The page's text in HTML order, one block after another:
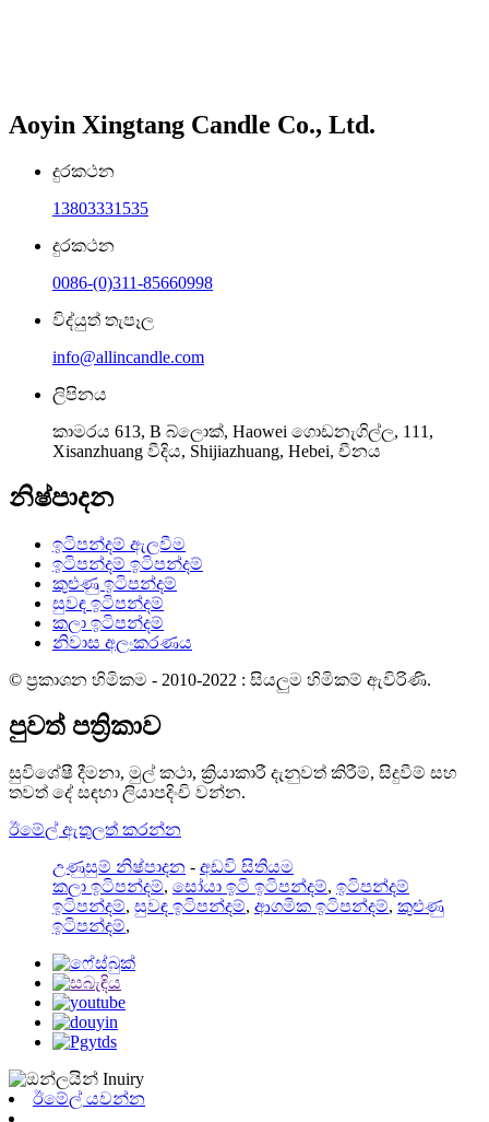
Aoyin Xingtang Candle Co., Ltd.
දුරකථන
13803331535
දුරකථන
0086-(0)311-85660998
විද්යුත් තැපෑල
info@allincandle.com
ලිපිනය
කාමරය 613, B බ්ලොක්, Haowei ගොඩනැගිල්ල, 111,
Xisanzhuang වීදිය, Shijiazhuang, Hebei, චීනය
නිෂ්පාදන
ඉටිපන්දම් ඇලවීම
ඉටිපන්දම් ඉටිපන්දම්
කුළුණු ඉටිපන්දම්
සුවඳ ඉටිපන්දම්
කලා ඉටිපන්දම්
නිවාස අලංකරණය
© ප්‍රකාශන හිමිකම - 2010-2022 : සියලුම හිමිකම් ඇවිරිණි.
පුවත් පත්‍රිකාව
සුවිශේෂී දීමනා, මුල් කථා, ක්‍රියාකාරී දැනුවත් කිරීම්, සිදුවීම් සහ
තවත් දේ සඳහා ලියාපදිංචි වන්න.
ඊමේල් ඇතුලත් කරන්න
උණුසුම් නිෂ්පාදන - අඩවි සිතියම
කලා ඉටිපන්දම්, සෝයා ඉටි ඉටිපන්දම්, ඉටිපන්දම්
ඉටිපන්දම්, සුවඳ ඉටිපන්දම්, ආගමික ඉටිපන්දම්, කුළුණු
ඉටිපන්දම්,
ඊමේල් යවන්න